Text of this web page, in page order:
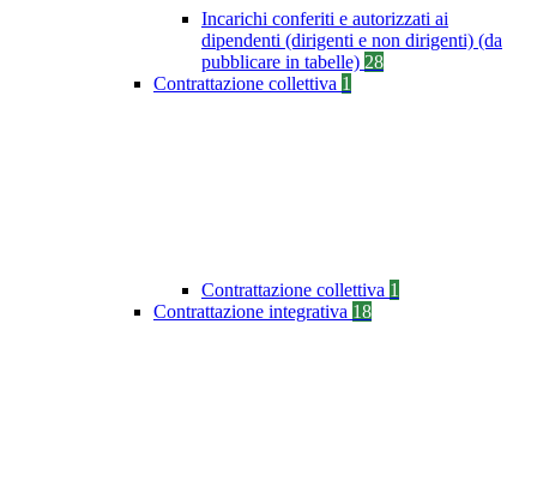
Incarichi conferiti e autorizzati ai
dipendenti (dirigenti e non dirigenti) (da
pubblicare in tabelle) 28
Contrattazione collettiva 1
Contrattazione collettiva 1
Contrattazione integrativa 18